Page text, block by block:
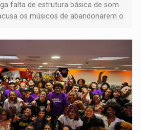
falta de estrutura básica de som
os músicos de abandonarem o